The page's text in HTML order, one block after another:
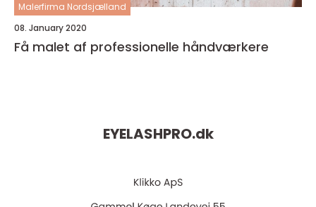
Malerfirma Nordsjælland
08. January 2020
Få malet af professionelle håndværkere
EYELASHPRO.dk